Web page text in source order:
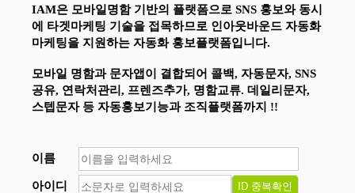
IAM은 모바일명함 기반의 플랫폼으로 SNS 홍보와 동시
에 타겟마케팅 기술을 접목하므로 인아웃바운드 자동화
마케팅을 지원하는 자동화 홍보플랫폼입니다.
모바일 명함과 문자앱이 결합되어 콜백, 자동문자, SNS
공유, 연락처관리, 프렌즈추가, 명함교류. 데일리문자,
스텝문자 등 자동홍보기능과 조직플랫폼까지 !!
이름
아이디